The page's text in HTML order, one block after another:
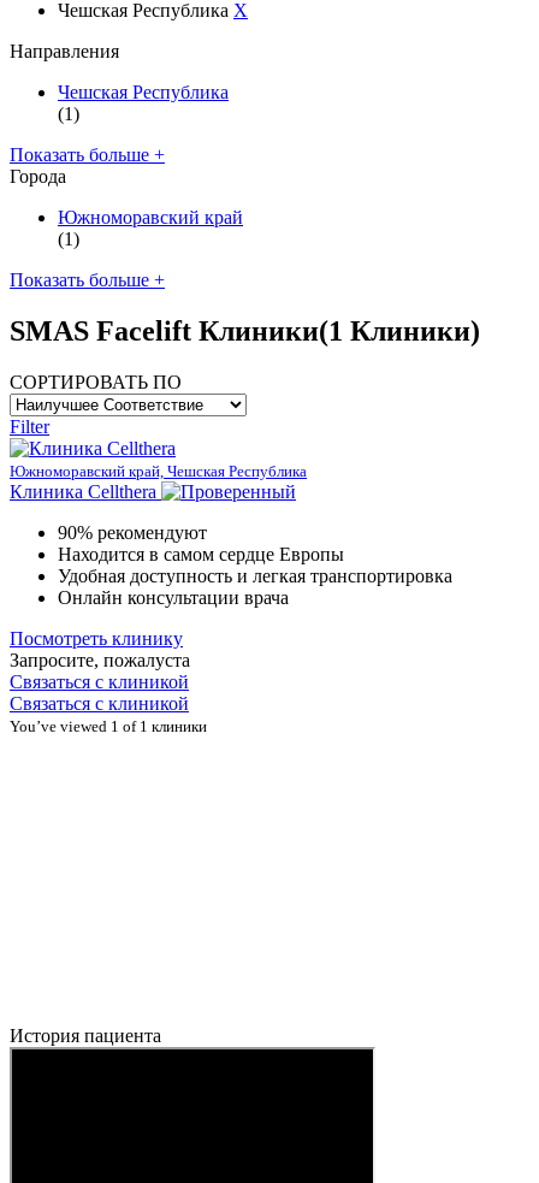
Чешская Республика X
Направления
Чешская Республика
(1)
Показать больше +
Города
Южноморавский край
(1)
Показать больше +
SMAS Facelift Клиники(1 Клиники)
СОРТИРОВАТЬ ПО
Filter
Южноморавский край, Чешская Республика
Клиника Cellthera
90% рекомендуют
Находится в самом сердце Европы
Удобная доступность и легкая транспортировка
Онлайн консультации врача
Посмотреть клинику
Запросите, пожалуста
Связаться с клиникой
Связаться с клиникой
You’ve viewed 1 of 1 клиники
История пациента